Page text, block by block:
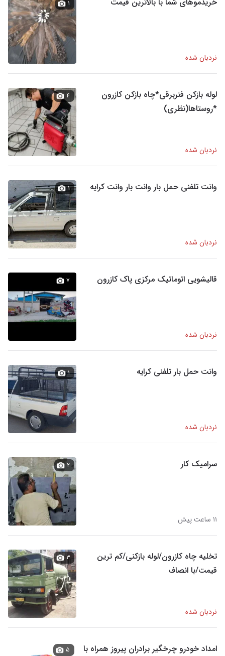
نردبان شده
۱
لوله بازکن فنربرقی*چاه بازکن کازرون
*روستاها(نظری)
نردبان شده
۴
وانت تلفنی حمل بار وانت بار وانت کرایه
نردبان شده
۱
قالیشویی اتوماتیک مرکزی پاک کازرون
نردبان شده
۷
وانت حمل بار تلفنی کرایه
نردبان شده
۱
سرامیک کار
۱۱ ساعت پیش
۲
تخلیه چاه کازرون/لوله بازکنی/کم ترین
قیمت/با انصاف
نردبان شده
۳
امداد خودرو چرخگیر برادران پیروز همراه با
۵